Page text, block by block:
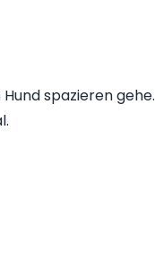
spazieren gehe.